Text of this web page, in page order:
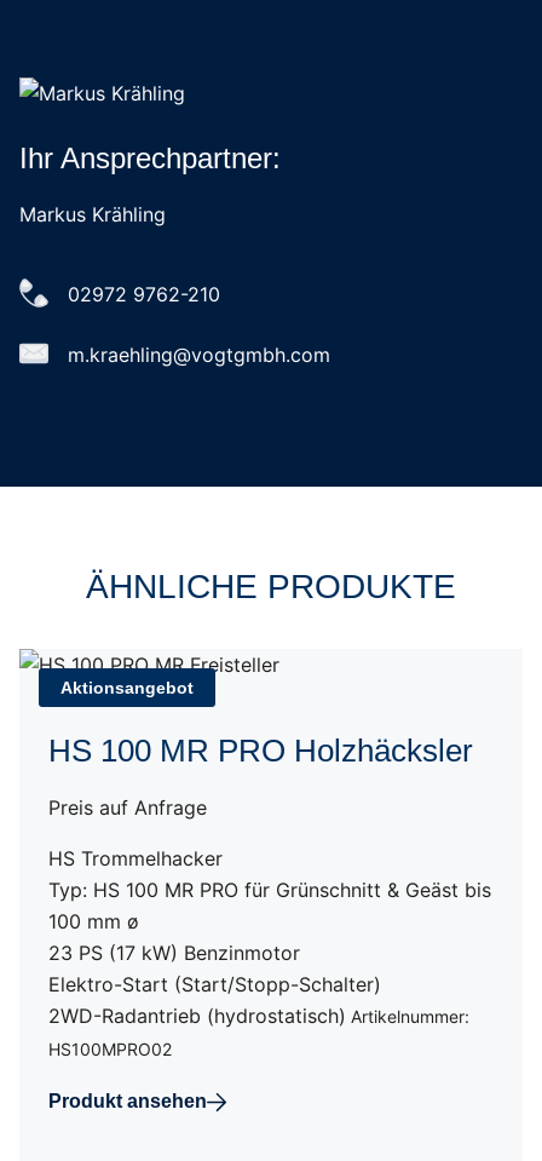
Ihr Ansprechpartner:
Markus Krähling
02972 9762-210
m.kraehling@vogtgmbh.com
ÄHNLICHE PRODUKTE
Aktionsangebot
HS 100 MR PRO Holzhäcksler
Preis auf Anfrage
HS Trommelhacker
Typ: HS 100 MR PRO für Grünschnitt & Geäst bis
100 mm ø
23 PS (17 kW) Benzinmotor
Elektro-Start (Start/Stopp-Schalter)
2WD-Radantrieb (hydrostatisch) Artikelnummer:
HS100MPRO02
Produkt ansehen